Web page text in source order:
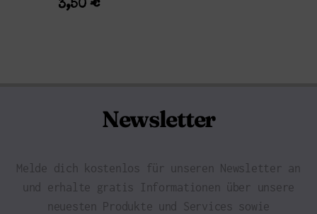
3,50€
Newsletter
Melde dich kostenlos für unseren Newsletter an
und erhalte gratis Informationen über unsere
neuesten Produkte und Services sowie